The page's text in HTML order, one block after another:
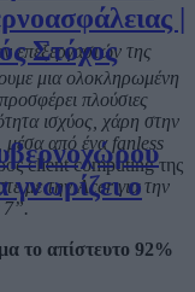
|
Στόχος
ο
επεξεργαστών της
μια ολοκληρωμένη
πλούσιες
ισχύος, χάρη στην
μέσα από ένα fanless
client computing της
με την Acer για την
7”.
το απίστευτο 92%